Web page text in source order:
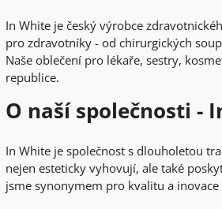
In White je český výrobce
pro zdravotníky - od chirurgických
Naše oblečení pro lékaře, sestry,
republice.
O naší společnosti -
In White je společnost s dlouholetou
nejen esteticky vyhovují, ale také
jsme synonymem pro kvalitu a